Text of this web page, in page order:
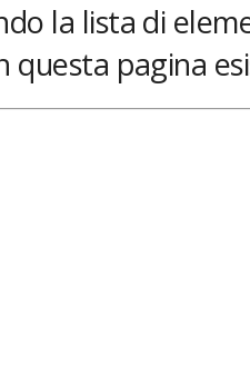
la lista di
questa pagina